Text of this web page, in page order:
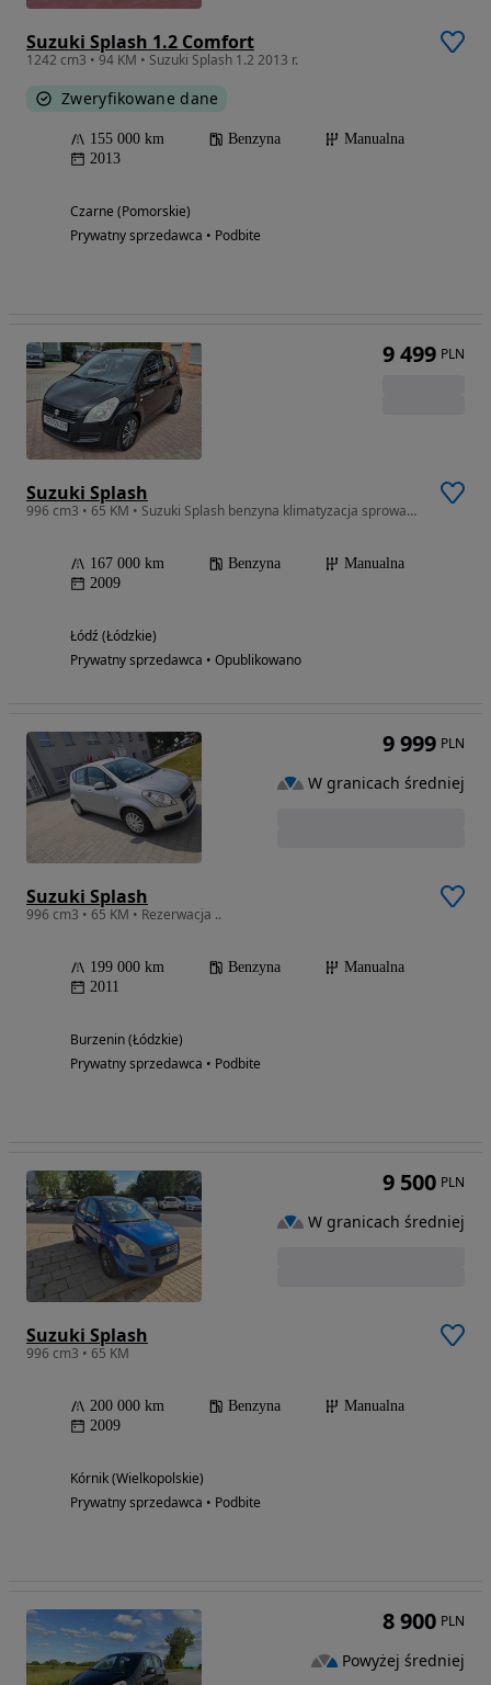
Suzuki Splash 1.2 Comfort
1242 cm3 • 94 KM • Suzuki Splash 1.2 2013 r.
Zweryfikowane dane
155 000 km Benzyna
Manualna
2013
Czarne (Pomorskie)
Prywatny sprzedawca • Podbite
Suzuki Splash
996 cm3 • 65 KM • Suzuki Splash benzyna klimatyzacja sprowadzony do rejeatracji
167 000 km Benzyna
Manualna
2009
Łódź (Łódzkie)
Prywatny sprzedawca • Opublikowano
9 499 PLN
Suzuki Splash
996 cm3 • 65 KM • Rezerwacja ..
199 000 km Benzyna
Manualna
2011
Burzenin (Łódzkie)
Prywatny sprzedawca • Podbite
9 999 PLN
W granicach średniej
Suzuki Splash
996 cm3 • 65 KM
200 000 km Benzyna
Manualna
2009
Kórnik (Wielkopolskie)
Prywatny sprzedawca • Podbite
9 500 PLN
W granicach średniej
8 900 PLN
Powyżej średniej